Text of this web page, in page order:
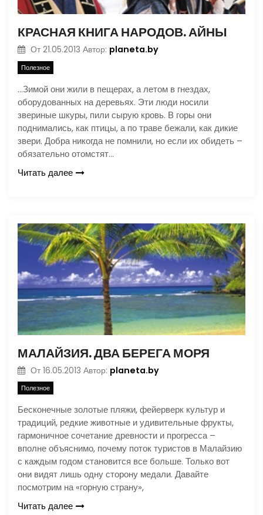
КРАСНАЯ КНИГА НАРОДОВ. АЙНЫ
От 21.05.2013 Автор: planeta.by
Полезное
…Зимой они жили в пещерах, а летом в гнездах,
оборудованных на деревьях. Эти люди носили
звериные шкуры, пили сырую кровь. В горы они
поднимались, как птицы, а по траве бежали, как дикие
звери. Добра никогда не помнили, но если их обидеть –
обязательно отомстят…
Читать далее
МАЛАЙЗИЯ. ДВА БЕРЕГА МОРЯ
От 16.05.2013 Автор: planeta.by
Полезное
Бесконечные золотые пляжи, фейерверк культур и
традиций, редкие животные и удивительные фрукты,
гармоничное сочетание древности и прогресса –
вполне объяснимо, почему поток туристов в Малайзию
с каждым годом становится все больше. Только вот
они видят лишь одну сторону медали. Давайте
посмотрим на «горную страну»,
Читать далее